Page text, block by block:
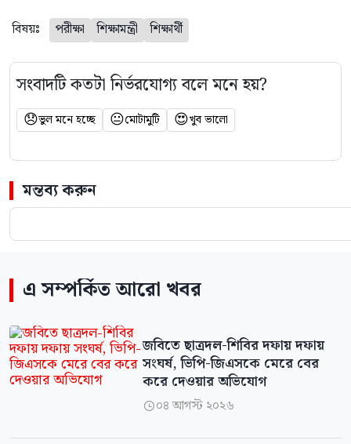
বিষয়ঃ পরীক্ষা শিক্ষামন্ত্রী শিক্ষার্থী
সংবাদটি কতটা নির্ভরযোগ্য বলে মনে হয়?
😞ভুল মনে হচ্ছে 😐মোটামুটি 😍খুব ভালো
মন্তব্য করুন
এ সম্পর্কিত আরো খবর
জবিতে ছাত্রদল-শিবির দফায় দফায়
সংঘর্ষ, ভিপি-জিএসকে মেরে বের
করে দেওয়ার অভিযোগ
০৪ আগস্ট ২০২৬